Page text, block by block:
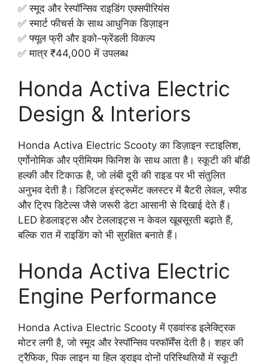
✅ स्मूद और रेस्पॉन्सिव राइडिंग एक्सपीरियंस
✅ स्मार्ट फीचर्स के साथ आधुनिक डिज़ाइन
✅ फ्यूल फ्री और इको-फ्रेंडली विकल्प
✅ मात्र ₹44,000 में उपलब्ध
Honda Activa Electric
Design & Interiors
Honda Activa Electric Scooty का डिज़ाइन स्टाइलिश,
एर्गोनोमिक और प्रीमियम फिनिश के साथ आता है। स्कूटी की बॉडी
हल्की और टिकाऊ है, जो लंबी दूरी की राइड पर भी संतुलित
अनुभव देती है। डिजिटल इंस्ट्रूमेंट क्लस्टर में बैटरी लेवल, स्पीड
और ट्रिप डिटेल्स जैसे जरूरी डेटा आसानी से दिखाई देते हैं।
LED हेडलाइट्स और टेललाइट्स न केवल खूबसूरती बढ़ाते हैं,
बल्कि रात में राइडिंग को भी सुरक्षित बनाते हैं।
Honda Activa Electric
Engine Performance
Honda Activa Electric Scooty में एडवांस्ड इलेक्ट्रिक
मोटर लगी है, जो स्मूद और रेस्पॉन्सिव परफॉर्मेंस देती है। शहर की
ट्रैफिक, पिक लाइन या हिल ड्राइव दोनों परिस्थितियों में स्कूटी